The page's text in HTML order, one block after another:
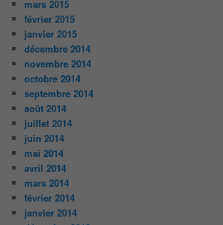
mars 2015
février 2015
janvier 2015
décembre 2014
novembre 2014
octobre 2014
septembre 2014
août 2014
juillet 2014
juin 2014
mai 2014
avril 2014
mars 2014
février 2014
janvier 2014